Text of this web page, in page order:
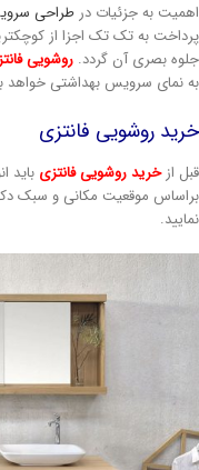
به جزئیات درطراحی
به تک تک اجزا از
بصری آن گردد.روشویی
نمای سرویس بهداشتی خواهد
روشویی فانتزی
ازخرید روشویی فانتزیباید
موقعیت مکانی و سبک